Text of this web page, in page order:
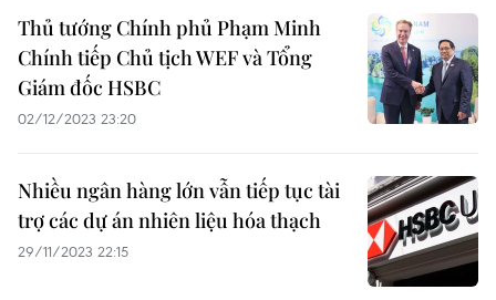
Thủ tướng Chính phủ Phạm Minh
Chính tiếp Chủ tịch WEF và Tổng
Giám đốc HSBC
02/12/2023 23:20
Nhiều ngân hàng lớn vẫn tiếp tục tài
trợ các dự án nhiên liệu hóa thạch
29/11/2023 22:15